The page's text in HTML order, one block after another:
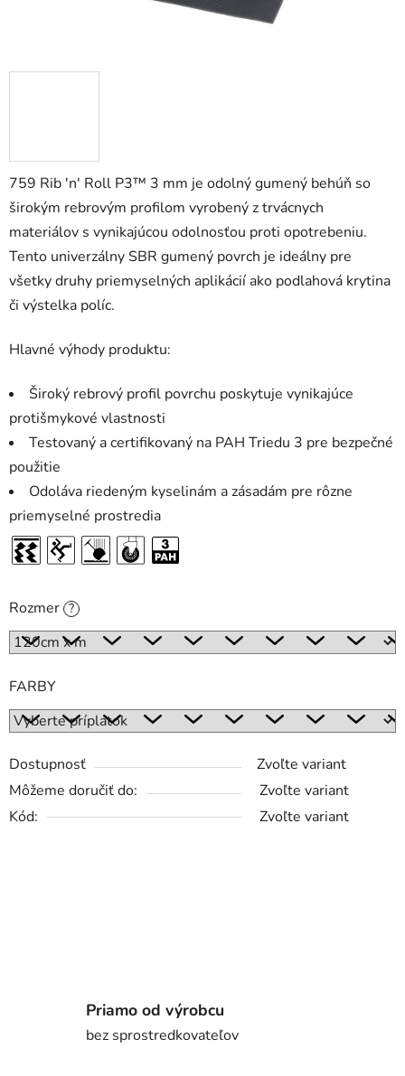
759 Rib 'n' Roll P3™ 3 mm je odolný gumený behúň so
širokým rebrovým profilom vyrobený z trvácnych
materiálov s vynikajúcou odolnosťou proti opotrebeniu.
Tento univerzálny SBR gumený povrch je ideálny pre
všetky druhy priemyselných aplikácií ako podlahová krytina
či výstelka políc.
Hlavné výhody produktu:
Široký rebrový profil povrchu poskytuje vynikajúce
protišmykové vlastnosti
Testovaný a certifikovaný na PAH Triedu 3 pre bezpečné
použitie
Odoláva riedeným kyselinám a zásadám pre rôzne
priemyselné prostredia
Rozmer ?
FARBY
Dostupnosť
Zvoľte variant
Môžeme doručiť do:
Zvoľte variant
Kód:
Zvoľte variant
Priamo od výrobcu
bez sprostredkovateľov